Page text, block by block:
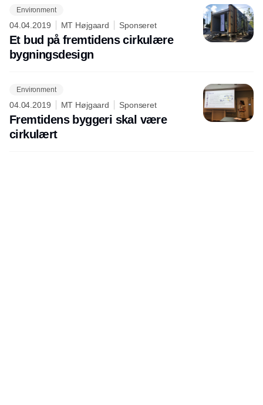
Environment
04.04.2019 MT Højgaard Sponseret
Et bud på fremtidens cirkulære
bygningsdesign
Environment
04.04.2019 MT Højgaard Sponseret
Fremtidens byggeri skal være
cirkulært